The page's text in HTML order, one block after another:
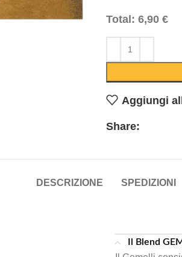
Total: 6,90 €
Aggiungi
Share:
DESCRIZIONE SPEDIZIONI
Il Blend